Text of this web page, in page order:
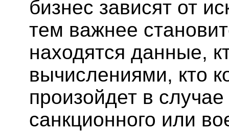
бизнес зависят от
тем важнее
находятся данные,
вычислениями, кто
произойдет в случае
санкционного или